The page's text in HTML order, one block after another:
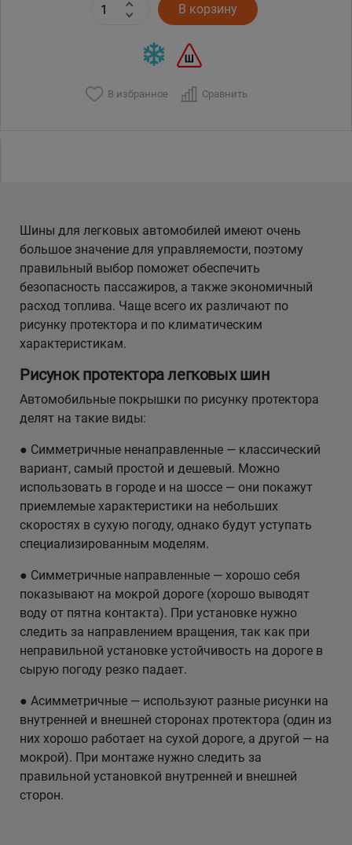
В корзину
В избранное Сравнить
Шины для легковых автомобилей имеют очень
большое значение для управляемости, поэтому
правильный выбор поможет обеспечить
безопасность пассажиров, а также экономичный
расход топлива. Чаще всего их различают по
рисунку протектора и по климатическим
характеристикам.
Рисунок протектора легковых шин
Автомобильные покрышки по рисунку протектора
делят на такие виды:
● Симметричные ненаправленные — классический
вариант, самый простой и дешевый. Можно
использовать в городе и на шоссе — они покажут
приемлемые характеристики на небольших
скоростях в сухую погоду, однако будут уступать
специализированным моделям.
● Симметричные направленные — хорошо себя
показывают на мокрой дороге (хорошо выводят
воду от пятна контакта). При установке нужно
следить за направлением вращения, так как при
неправильной установке устойчивость на дороге в
сырую погоду резко падает.
● Асимметричные — используют разные рисунки на
внутренней и внешней сторонах протектора (один из
них хорошо работает на сухой дороге, а другой — на
мокрой). При монтаже нужно следить за
правильной установкой внутренней и внешней
сторон.